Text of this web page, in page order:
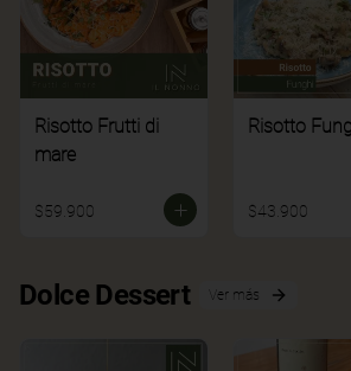
Risotto Frutti di
mare
$59.900
Risotto
$43.900
Dolce Dessert Ver más